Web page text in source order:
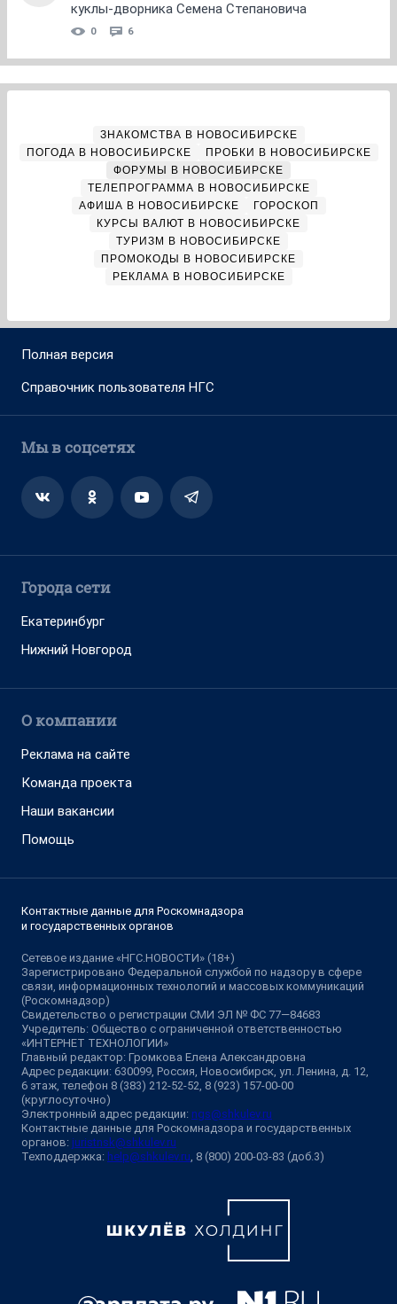
куклы-дворника Семена Степановича
0 6
ЗНАКОМСТВА В НОВОСИБИРСКЕ
ПОГОДА В НОВОСИБИРСКЕ
ПРОБКИ В НОВОСИБИРСКЕ
ФОРУМЫ В НОВОСИБИРСКЕ
ТЕЛЕПРОГРАММА В НОВОСИБИРСКЕ
АФИША В НОВОСИБИРСКЕ
ГОРОСКОП
КУРСЫ ВАЛЮТ В НОВОСИБИРСКЕ
ТУРИЗМ В НОВОСИБИРСКЕ
ПРОМОКОДЫ В НОВОСИБИРСКЕ
РЕКЛАМА В НОВОСИБИРСКЕ
Полная версия
Справочник пользователя НГС
Мы в соцсетях
Города сети
Екатеринбург
Нижний Новгород
О компании
Реклама на сайте
Команда проекта
Наши вакансии
Помощь
Контактные данные для Роскомнадзора
и государственных органов
Сетевое издание «НГС.НОВОСТИ» (18+)
Зарегистрировано Федеральной службой по надзору в сфере
связи, информационных технологий и массовых коммуникаций
(Роскомнадзор)
Свидетельство о регистрации СМИ ЭЛ № ФС 77—84683
Учредитель: Общество с ограниченной ответственностью
«ИНТЕРНЕТ ТЕХНОЛОГИИ»
Главный редактор: Громкова Елена Александровна
Адрес редакции: 630099, Россия, Новосибирск, ул. Ленина, д. 12,
6 этаж, телефон 8 (383) 212-52-52, 8 (923) 157-00-00
(круглосуточно)
Электронный адрес редакции: ngs@shkulev.ru
Контактные данные для Роскомнадзора и государственных
органов: juristnsk@shkulev.ru
Техподдержка: help@shkulev.ru, 8 (800) 200-03-83 (доб.3)